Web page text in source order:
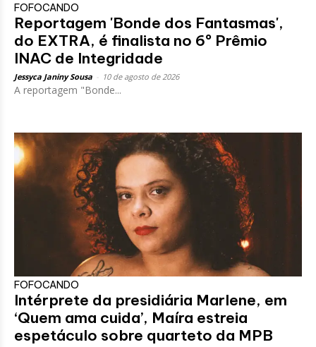
FOFOCANDO
Reportagem 'Bonde dos Fantasmas',
do EXTRA, é finalista no 6º Prêmio
INAC de Integridade
Jessyca Janiny Sousa 10 de agosto de 2026
A reportagem "Bonde...
FOFOCANDO
Intérprete da presidiária Marlene, em
‘Quem ama cuida’, Maíra estreia
espetáculo sobre quarteto da MPB